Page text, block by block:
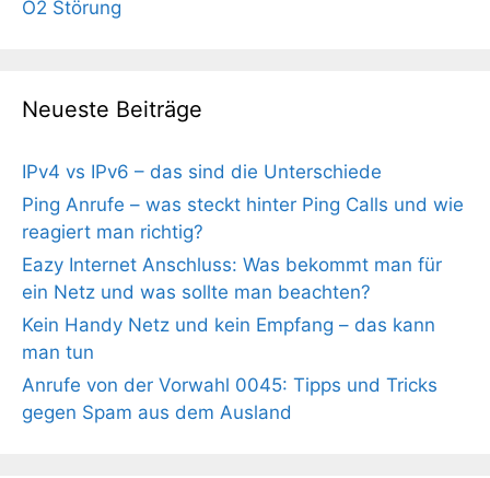
O2 Störung
Neueste Beiträge
IPv4 vs IPv6 – das sind die Unterschiede
Ping Anrufe – was steckt hinter Ping Calls und wie
reagiert man richtig?
Eazy Internet Anschluss: Was bekommt man für
ein Netz und was sollte man beachten?
Kein Handy Netz und kein Empfang – das kann
man tun
Anrufe von der Vorwahl 0045: Tipps und Tricks
gegen Spam aus dem Ausland